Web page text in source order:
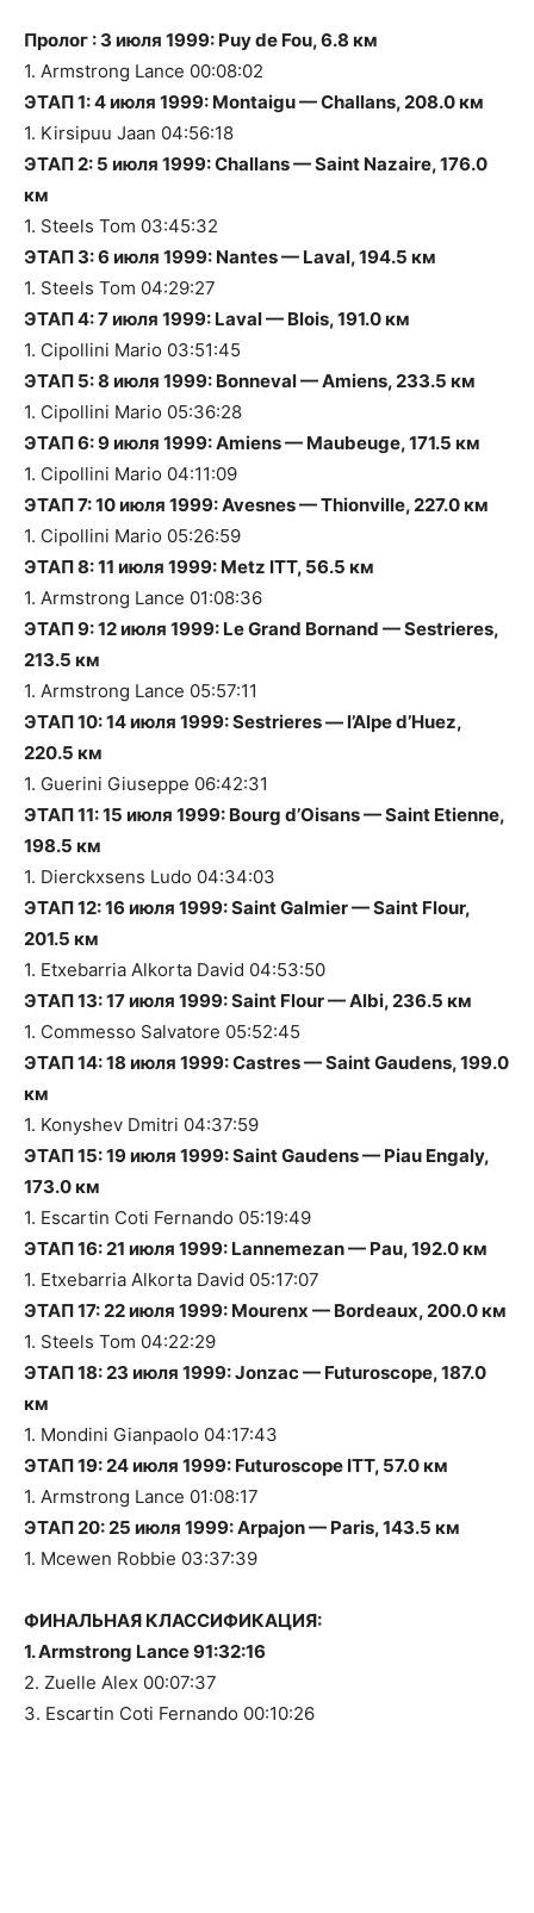
Пролог : 3 июля 1999: Puy de Fou, 6.8 км
1. Armstrong Lance 00:08:02
ЭТАП 1: 4 июля 1999: Montaigu — Challans, 208.0 км
1. Kirsipuu Jaan 04:56:18
ЭТАП 2: 5 июля 1999: Challans — Saint Nazaire, 176.0
км
1. Steels Tom 03:45:32
ЭТАП 3: 6 июля 1999: Nantes — Laval, 194.5 км
1. Steels Tom 04:29:27
ЭТАП 4: 7 июля 1999: Laval — Blois, 191.0 км
1. Cipollini Mario 03:51:45
ЭТАП 5: 8 июля 1999: Bonneval — Amiens, 233.5 км
1. Cipollini Mario 05:36:28
ЭТАП 6: 9 июля 1999: Amiens — Maubeuge, 171.5 км
1. Cipollini Mario 04:11:09
ЭТАП 7: 10 июля 1999: Avesnes — Thionville, 227.0 км
1. Cipollini Mario 05:26:59
ЭТАП 8: 11 июля 1999: Metz ITT, 56.5 км
1. Armstrong Lance 01:08:36
ЭТАП 9: 12 июля 1999: Le Grand Bornand — Sestrieres,
213.5 км
1. Armstrong Lance 05:57:11
ЭТАП 10: 14 июля 1999: Sestrieres — l’Alpe d’Huez,
220.5 км
1. Guerini Giuseppe 06:42:31
ЭТАП 11: 15 июля 1999: Bourg d’Oisans — Saint Etienne,
198.5 км
1. Dierckxsens Ludo 04:34:03
ЭТАП 12: 16 июля 1999: Saint Galmier — Saint Flour,
201.5 км
1. Etxebarria Alkorta David 04:53:50
ЭТАП 13: 17 июля 1999: Saint Flour — Albi, 236.5 км
1. Commesso Salvatore 05:52:45
ЭТАП 14: 18 июля 1999: Castres — Saint Gaudens, 199.0
км
1. Konyshev Dmitri 04:37:59
ЭТАП 15: 19 июля 1999: Saint Gaudens — Piau Engaly,
173.0 км
1. Escartin Coti Fernando 05:19:49
ЭТАП 16: 21 июля 1999: Lannemezan — Pau, 192.0 км
1. Etxebarria Alkorta David 05:17:07
ЭТАП 17: 22 июля 1999: Mourenx — Bordeaux, 200.0 км
1. Steels Tom 04:22:29
ЭТАП 18: 23 июля 1999: Jonzac — Futuroscope, 187.0
км
1. Mondini Gianpaolo 04:17:43
ЭТАП 19: 24 июля 1999: Futuroscope ITT, 57.0 км
1. Armstrong Lance 01:08:17
ЭТАП 20: 25 июля 1999: Arpajon — Paris, 143.5 км
1. Mcewen Robbie 03:37:39
ФИНАЛЬНАЯ КЛАССИФИКАЦИЯ:
1. Armstrong Lance 91:32:16
2. Zuelle Alex 00:07:37
3. Escartin Coti Fernando 00:10:26